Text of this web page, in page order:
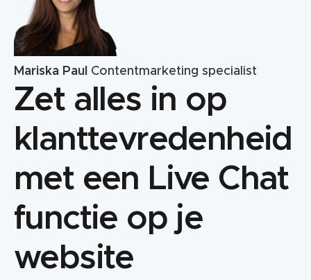
Mariska Paul Contentmarketing specialist
Zet alles in op
klanttevredenheid
met een Live Chat
functie op je
website